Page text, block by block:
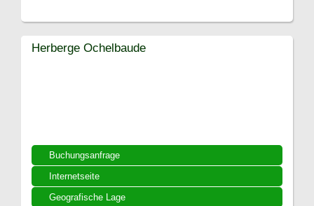
Buchungsanfrage
Internetseite
Geografische Lage
Herberge Ochelbaude